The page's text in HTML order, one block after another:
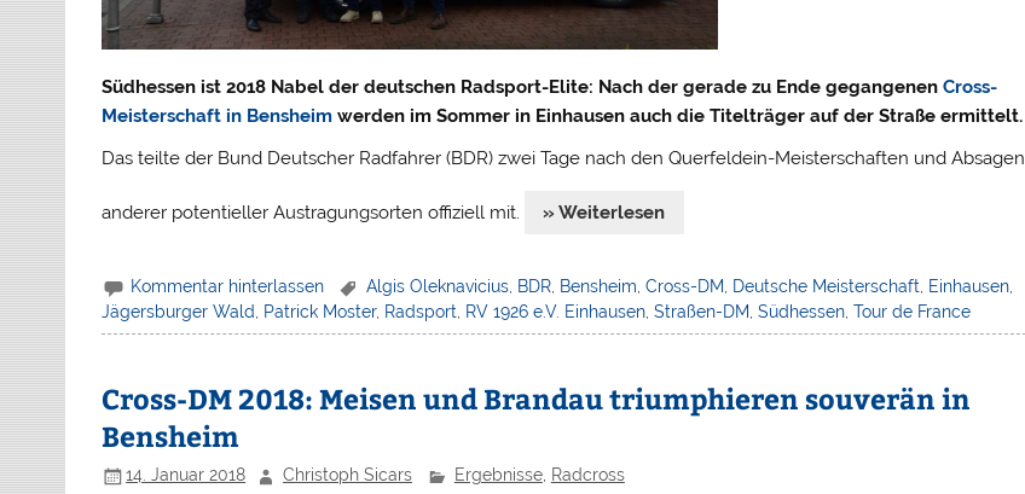
Südhessen ist 2018 Nabel der deutschen Radsport-Elite: Nach der gerade zu Ende gegangenenCross-
Meisterschaft in Bensheim werden im Sommer in Einhausen auch die Titelträger auf der Straße ermittelt.
Das teilte der Bund Deutscher Radfahrer (BDR) zwei Tage nach den Querfeldein-Meisterschaften und Absagen
anderer potentieller Austragungsorten offiziell mit. » Weiterlesen
Kommentar hinterlassen Algis Oleknavicius, BDR, Bensheim Cross-DM Deutsche Meisterschaft Einhausen,
Jägersburger Wald, Patrick Moster, Radsport, RV 1926 e.V. Einhausen,Straßen-DM,Südhessen,Tour de France
Cross-DM 2018: Meisen und Brandau triumphieren souverän in
Bensheim
14. Januar 2018 Christoph Sicars Ergebnisse, Radcross